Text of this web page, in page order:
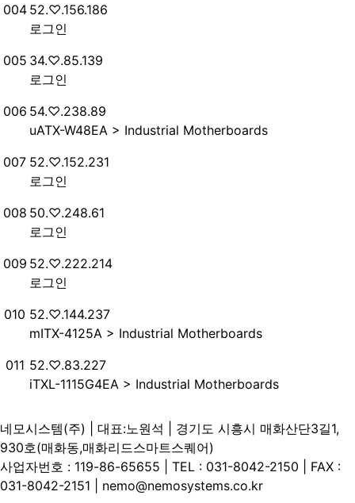
번호
004 접속자
52.♡.156.186
로그인
번호
005 접속자
34.♡.85.139
로그인
번호
006 접속자
54.♡.238.89
uATX-W48EA > Industrial Motherboards
번호
007 접속자
52.♡.152.231
로그인
번호
008 접속자
50.♡.248.61
로그인
번호
009 접속자
52.♡.222.214
로그인
번호
010 접속자
52.♡.144.237
mITX-4125A > Industrial Motherboards
번호
011 접속자
52.♡.83.227
iTXL-1115G4EA > Industrial Motherboards
네모시스템(주) | 대표:노원석 | 경기도 시흥시 매화산단3길1,
930호(매화동,매화리드스마트스퀘어)
사업자번호 : 119-86-65655 | TEL : 031-8042-2150 | FAX :
031-8042-2151 | nemo@nemosystems.co.kr